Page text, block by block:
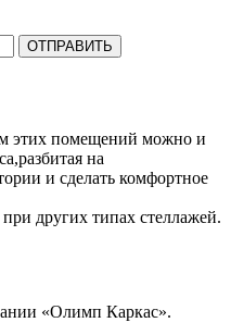
этих помещений можно и
на
и сделать комфортное
других типах стеллажей.
«Олимп Каркас».